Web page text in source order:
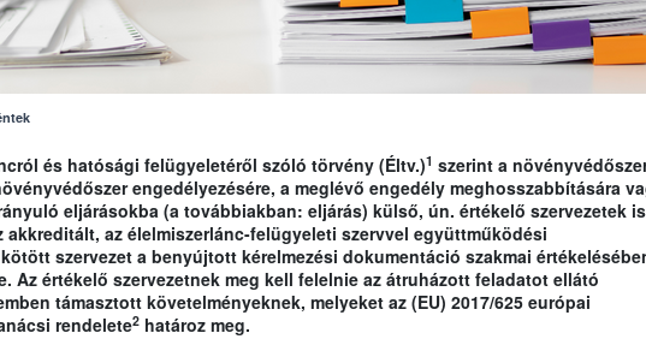
és hatósági felügyeletéről szóló törvény (Éltv.)1 szerint a
engedélyezésére, a meglévő engedély meghosszabbítására
eljárásokba (a továbbiakban: eljárás) külső, ún. értékelő szervezetek is
akkreditált, az élelmiszerlánc-felügyeleti szervvel együttműködési
szervezet a benyújtott kérelmezési dokumentáció szakmai
Az értékelő szervezetnek meg kell felelnie az átruházott feladatot ellátó
támasztott követelményeknek, melyeket az (EU) 2017/625 európai
rendelete2határoz meg.